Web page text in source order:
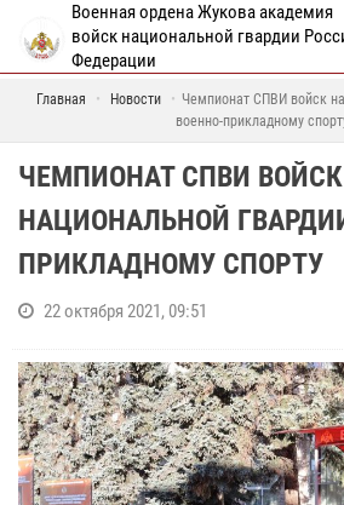
Военная ордена Жукова академия
войск национальной гвардии
Федерации
Главная Новости
Чемпионат СПВИ войск
военно-прикладному
ЧЕМПИОНАТ СПВИ ВОЙСК
НАЦИОНАЛЬНОЙ
ПРИКЛАДНОМУ СПОРТУ
22 октября 2021, 09:51